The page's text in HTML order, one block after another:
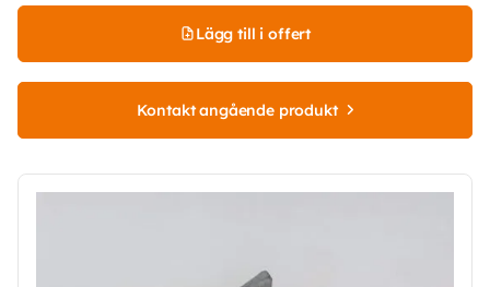
Lägg till i offert
Kontakt angående produkt